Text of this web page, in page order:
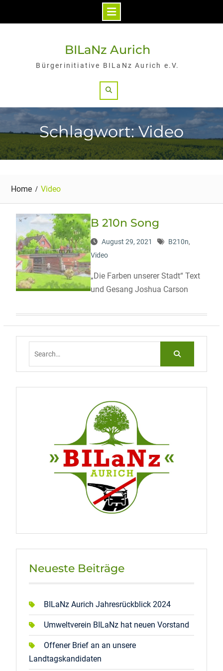
BILaNz Aurich
Bürgerinitiative BILaNz Aurich e.V.
Schlagwort: Video
Home Video
B 210n Song
August 29, 2021 B210n,
Video
„Die Farben unserer Stadt“ Text
und Gesang Joshua Carson
Neueste Beiträge
BILaNz Aurich Jahresrückblick 2024
Umweltverein BILaNz hat neuen Vorstand
Offener Brief an an unsere
Landtagskandidaten